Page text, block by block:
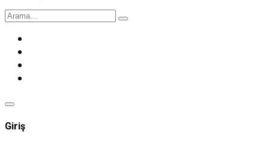
Giriş